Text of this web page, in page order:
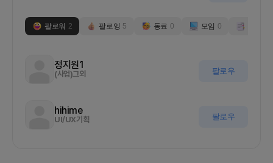
팔로워 2 팔로잉 5 동료 0 모임 0
정지원1
(사업)그외 팔로우
hihime
UI/UX기획 팔로우